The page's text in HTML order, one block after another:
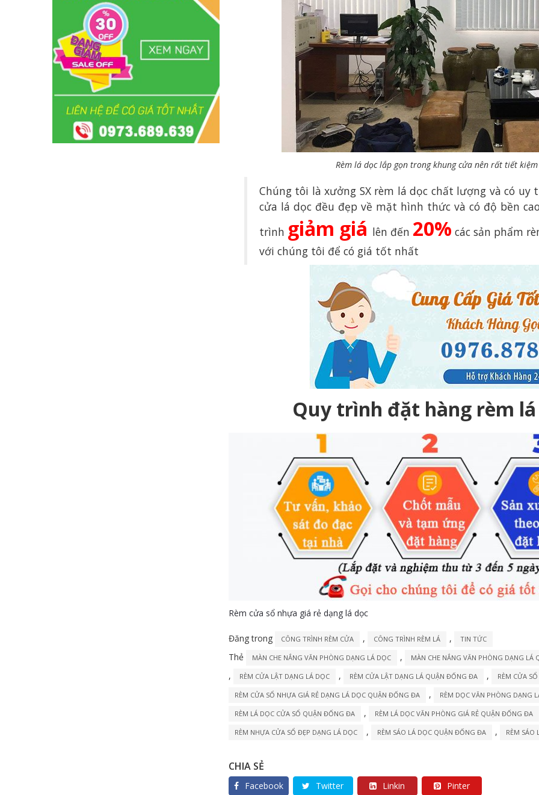
Rèm lá dọc lắp gọn trong khung cửa nên rất tiết
Chúng tôi là xưởng SX rèm lá dọc chất lượng và có
cửa lá dọc đều đẹp về mặt hình thức và có độ bền
trình giảm giá lên đến 20% các sản phẩm
với chúng tôi để có giá tốt nhất
Quy trình đặt hàng rèm
Rèm cửa sổ nhựa giá rẻ dạng lá dọc
Đăng trong CÔNG TRÌNH RÈM CỬA , CÔNG TRÌNH RÈM LÁ , TIN TỨC
Thẻ MÀN CHE NẮNG VĂN PHÒNG DẠNG LÁ DỌC , MÀN CHE NẮNG VĂN PHÒNG DẠNG LÁ
, RÈM CỬA LẬT DẠNG LÁ DỌC , RÈM CỬA LẬT DẠNG LÁ QUẬN ĐỐNG ĐA , RÈM CỬA
RÈM CỬA SỔ NHỰA GIÁ RẺ DẠNG LÁ DỌC QUẬN ĐỐNG ĐA , RÈM DỌC VĂN PHÒNG DẠNG
RÈM LÁ DỌC CỬA SỔ QUẬN ĐỐNG ĐA , RÈM LÁ DỌC VĂN PHÒNG GIÁ RẺ QUẬN ĐỐNG ĐA
RÈM NHỰA CỬA SỔ ĐẸP DẠNG LÁ DỌC , RÈM SÁO LÁ DỌC QUẬN ĐỐNG ĐA , RÈM SÁO
CHIA SẺ
Facebook Twitter Linkin Pinter